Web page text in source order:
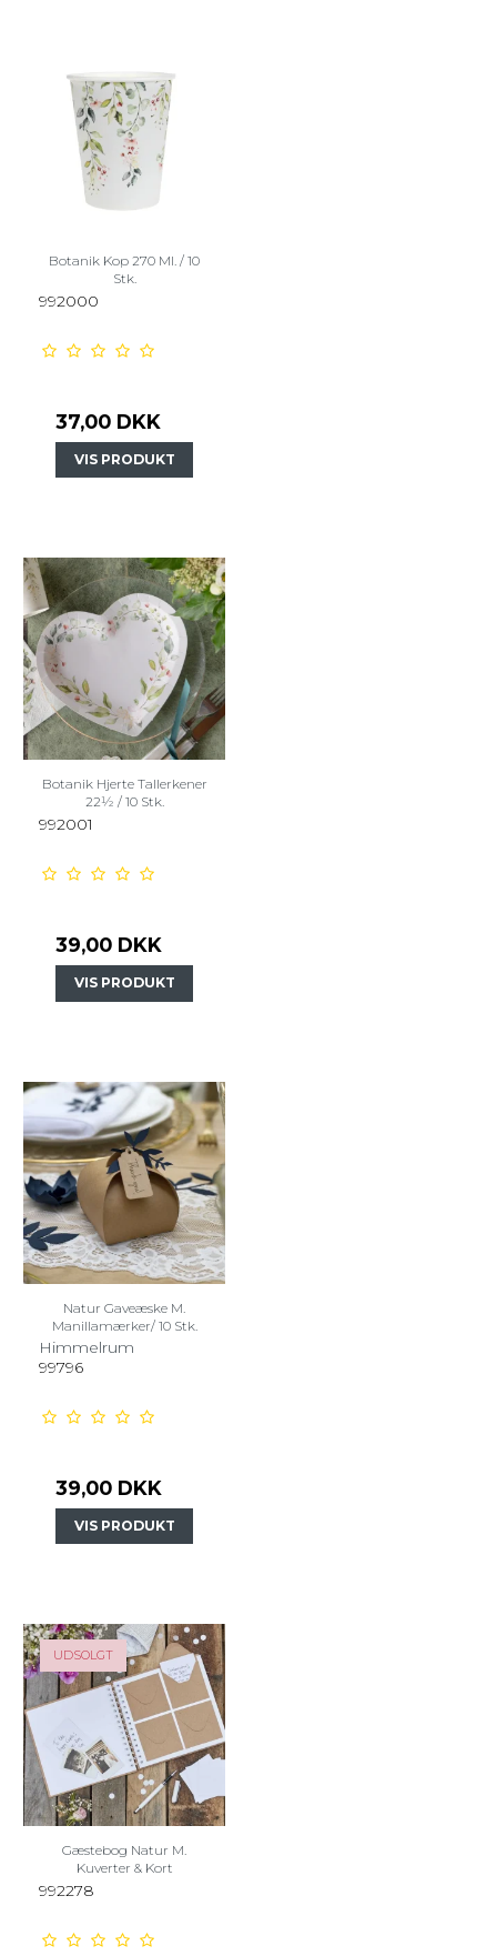
Botanik Kop 270 Ml. / 10
Stk.
992000
37,00 DKK
VIS PRODUKT
Botanik Hjerte Tallerkener
22½ / 10 Stk.
992001
39,00 DKK
VIS PRODUKT
Natur Gaveæske M.
Manillamærker/ 10 Stk.
Himmelrum
99796
39,00 DKK
VIS PRODUKT
UDSOLGT
Gæstebog Natur M.
Kuverter & Kort
992278